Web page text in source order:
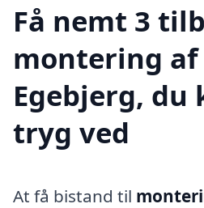
Få nemt 3
montering
Egebjerg,
tryg ved
At få bistand til